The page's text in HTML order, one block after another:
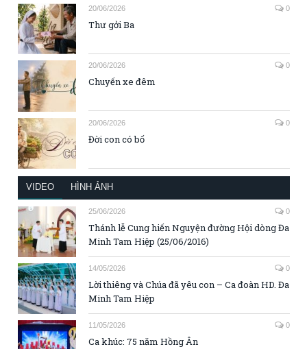
20/06/2026 0
Thư gởi Ba
20/06/2026 0
Chuyến xe đêm
20/06/2026 0
Đời con có bố
VIDEO HÌNH ẢNH
25/06/2026 0
Thánh lễ Cung hiến Nguyện đường Hội dòng Đa
Minh Tam Hiệp (25/06/2016)
14/05/2026 0
Lời thiêng và Chúa đã yêu con – Ca đoàn HD. Đa
Minh Tam Hiệp
11/05/2026 0
Ca khúc: 75 năm Hồng Ân